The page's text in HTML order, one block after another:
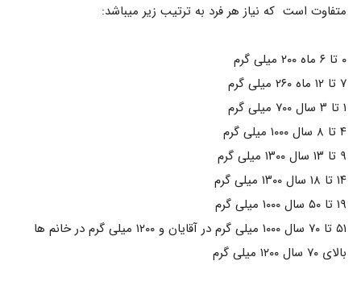
متفاوت است که نیاز هر فرد به ترتیب زیر میباشد:
۰ تا ۶ ماه ۲۰۰ میلی گرم
۷ تا ۱۲ ماه ۲۶۰ میلی گرم
۱ تا ۳ سال ۷۰۰ میلی گرم
۴ تا ۸ سال ۱۰۰۰ میلی گرم
۹ تا ۱۳ سال ۱۳۰۰ میلی گرم
۱۴ تا ۱۸ سال ۱۳۰۰ میلی گرم
۱۹ تا ۵۰ سال ۱۰۰۰ میلی گرم
۵۱ تا ۷۰ سال ۱۰۰۰ میلی گرم در آقایان و ۱۲۰۰ میلی گرم در خانم ها
بالای ۷۰ سال ۱۲۰۰ میلی گرم